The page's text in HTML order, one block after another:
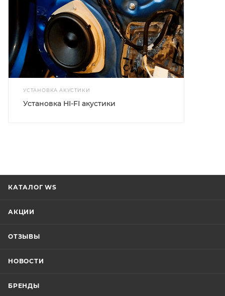
УСТАНОВКА АКУСТИКИ
Установка HI-FI акустики
КАТАЛОГ WS
АКЦИИ
ОТЗЫВЫ
НОВОСТИ
БРЕНДЫ